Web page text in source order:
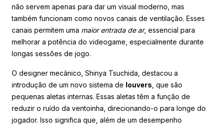
não servem apenas para dar um visual moderno, mas
também funcionam como novos canais de ventilação. Esses
canais permitem uma maior entrada de ar, essencial para
melhorar a potência do videogame, especialmente durante
longas sessões de jogo.
O designer mecânico, Shinya Tsuchida, destacou a
introdução de um novo sistema de louvers , que são
pequenas aletas internas. Essas aletas têm a função de
reduzir o ruído da ventoinha, direcionando-o para longe do
jogador. Isso significa que, além de um desempenho